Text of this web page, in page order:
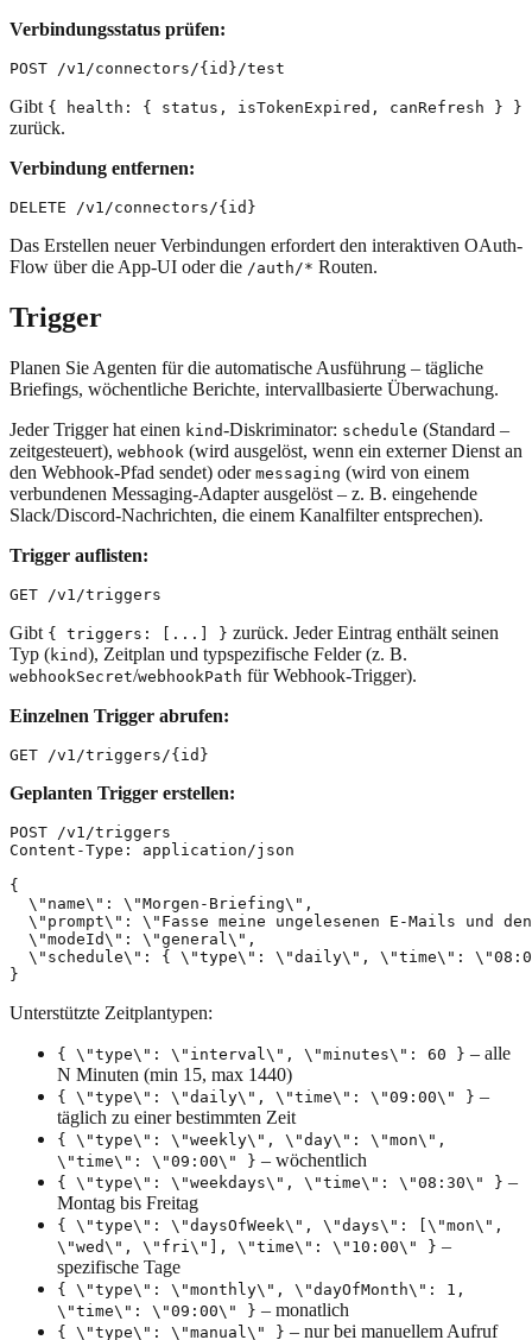
Verbindungsstatus prüfen:
Gibt { health: { status, isTokenExpired, canRefresh } }
zurück.
Verbindung entfernen:
Das Erstellen neuer Verbindungen erfordert den interaktiven OAuth-
Flow über die App-UI oder die /auth/* Routen.
Trigger
Planen Sie Agenten für die automatische Ausführung – tägliche
Briefings, wöchentliche Berichte, intervallbasierte Überwachung.
Jeder Trigger hat einen kind-Diskriminator: schedule (Standard –
zeitgesteuert), webhook (wird ausgelöst, wenn ein externer Dienst an
den Webhook-Pfad sendet) oder messaging (wird von einem
verbundenen Messaging-Adapter ausgelöst – z. B. eingehende
Slack/Discord-Nachrichten, die einem Kanalfilter entsprechen).
Trigger auflisten:
Gibt { triggers: [...] } zurück. Jeder Eintrag enthält seinen
Typ (kind), Zeitplan und typspezifische Felder (z. B.
webhookSecret/webhookPath für Webhook-Trigger).
Einzelnen Trigger abrufen:
Geplanten Trigger erstellen:
POST /v1/triggers
Content-Type: application/json
{
  \"name\": \"Morgen-Briefing\",
\"prompt\": \"Fasse meine ungelesenen E-Mails und
  \"modeId\": \"general\",
\"schedule\": { \"type\": \"daily\", \"time\":
Unterstützte Zeitplantypen:
{ \"type\": \"interval\", \"minutes\": 60 } – alle
N Minuten (min 15, max 1440)
{ \"type\": \"daily\", \"time\": \"09:00\" } –
täglich zu einer bestimmten Zeit
{ \"type\": \"weekly\", \"day\": \"mon\",
\"time\": \"09:00\" } – wöchentlich
{ \"type\": \"weekdays\", \"time\": \"08:30\" } –
Montag bis Freitag
{ \"type\": \"daysOfWeek\", \"days\": [\"mon\",
\"wed\", \"fri\"], \"time\": \"10:00\" } –
spezifische Tage
{ \"type\": \"monthly\", \"dayOfMonth\": 1,
\"time\": \"09:00\" } – monatlich
{ \"type\": \"manual\" } – nur bei manuellem Aufruf